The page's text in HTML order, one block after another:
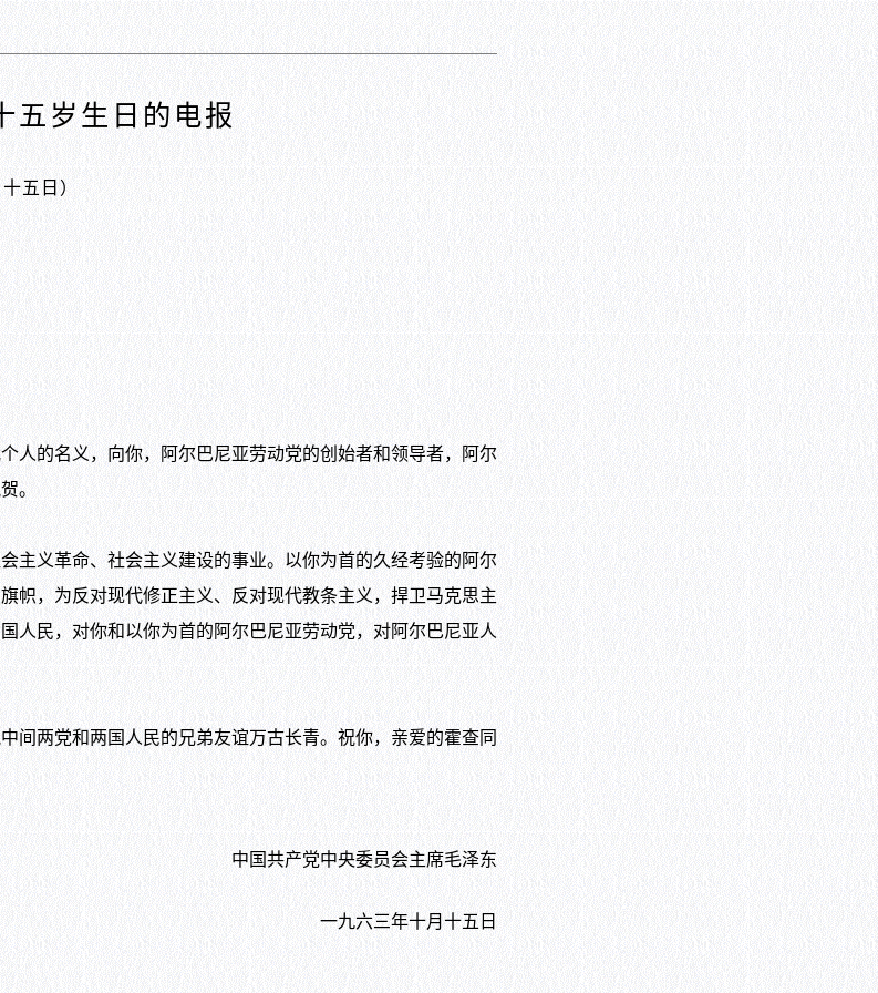
五岁生日的电报
五日）
的名义，向你，阿尔巴尼亚劳动党的创始者和领导者，阿尔
。
义革命、社会主义建设的事业。以你为首的久经考验的阿尔
帜，为反对现代修正主义、反对现代教条主义，捍卫马克思主
人民，对你和以你为首的阿尔巴尼亚劳动党，对阿尔巴尼亚人
两党和两国人民的兄弟友谊万古长青。祝你，亲爱的霍查同
中国共产党中央委员会主席毛泽东
一九六三年十月十五日